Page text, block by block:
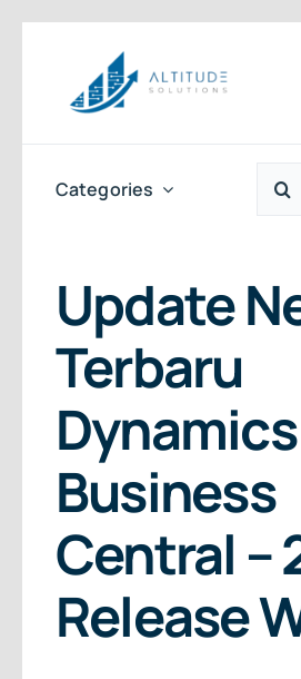
content
Home
Clients
About Us
Categories
Update
Terbaru
Business
Central –
Release